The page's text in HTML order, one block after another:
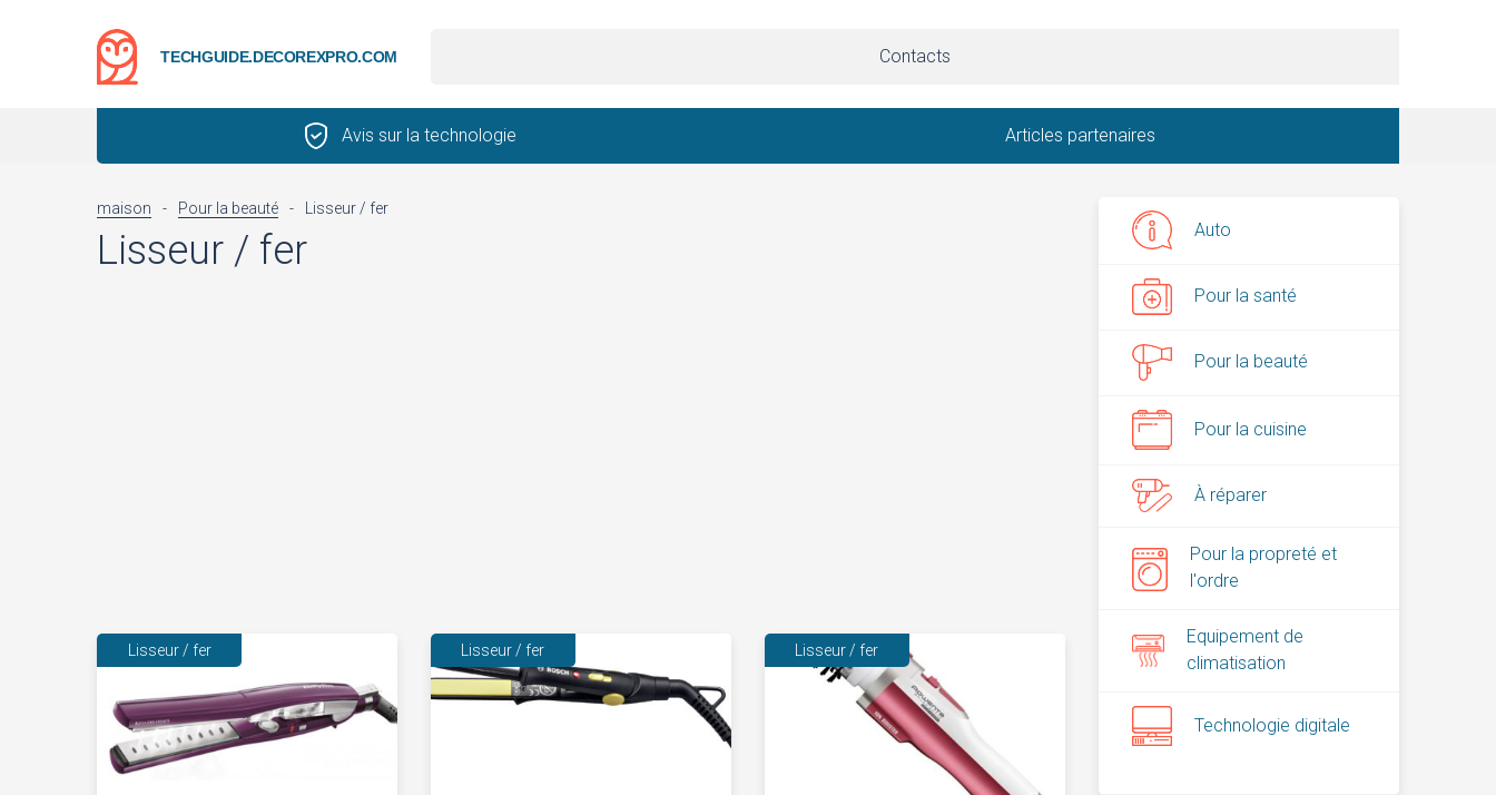
TECHGUIDE.DECOREXPRO.COM Contacts
Avis sur la technologie Articles partenaires
maison - Pour la beauté - Lisseur / fer
Lisseur / fer
Lisseur / fer Lisseur / fer Lisseur / fer
Auto
Pour la santé
Pour la beauté
Pour la cuisine
À réparer
Pour la propreté et
l'ordre
Equipement de
climatisation
Technologie digitale